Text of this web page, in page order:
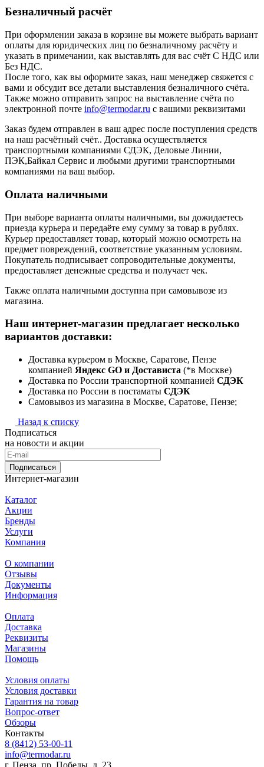
Безналичный расчёт
При оформлении заказа в корзине вы можете выбрать вариант
оплаты для юридических лиц по безналичному расчёту и
указать в примечании, как выставлять для вас счёт С НДС или
Без НДС.
После того, как вы оформите заказ, наш менеджер свяжется с
вами и обсудит все детали выставления безналичного счёта.
Также можно отправить запрос на выставление счёта по
электронной почте info@termodar.ru с вашими реквизитами
Заказ будем отправлен в ваш адрес после поступления средств
на наш расчётный счёт.. Доставка осуществляется
транспортными компаниями СДЭК, Деловые Линии,
ПЭК,Байкал Сервис и любыми другими транспортными
компаниями на ваш выбор.
Оплата наличными
При выборе варианта оплаты наличными, вы дожидаетесь
приезда курьера и передаёте ему сумму за товар в рублях.
Курьер предоставляет товар, который можно осмотреть на
предмет повреждений, соответствие указанным условиям.
Покупатель подписывает сопроводительные документы,
предоставляет денежные средства и получает чек.
Также оплата наличными доступна при самовывозе из
магазина.
Наш интернет-магазин предлагает несколько
вариантов доставки:
Доставка курьером в Москве, Саратове, Пензе
компанией Яндекс GO и Достависта (*в Москве)
Доставка по России транспортной компанией СДЭК
Доставка по России в постаматы СДЭК
Самовывоз из магазина в Москве, Саратове, Пензе;
Назад к списку
Подписаться
на новости и акции
Подписаться
Интернет-магазин
Каталог
Акции
Бренды
Услуги
Компания
О компании
Отзывы
Документы
Информация
Оплата
Доставка
Реквизиты
Магазины
Помощь
Условия оплаты
Условия доставки
Гарантия на товар
Вопрос-ответ
Обзоры
Контакты
8 (8412) 53-00-11
info@termodar.ru
г. Пенза, пр. Победы, д. 23